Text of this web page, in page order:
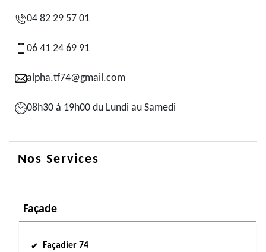
04 82 29 57 01
06 41 24 69 91
alpha.tf74@gmail.com
08h30 à 19h00 du Lundi au Samedi
Nos Services
Façade
Façadier 74